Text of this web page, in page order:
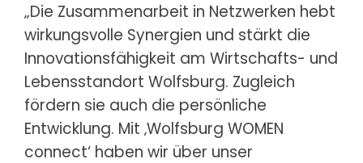
„Die Zusammenarbeit in Netzwerken hebt
wirkungsvolle Synergien und stärkt die
Innovationsfähigkeit am Wirtschafts- und
Lebensstandort Wolfsburg. Zugleich
fördern sie auch die persönliche
Entwicklung. Mit ‚Wolfsburg WOMEN
connect‘ haben wir über unser